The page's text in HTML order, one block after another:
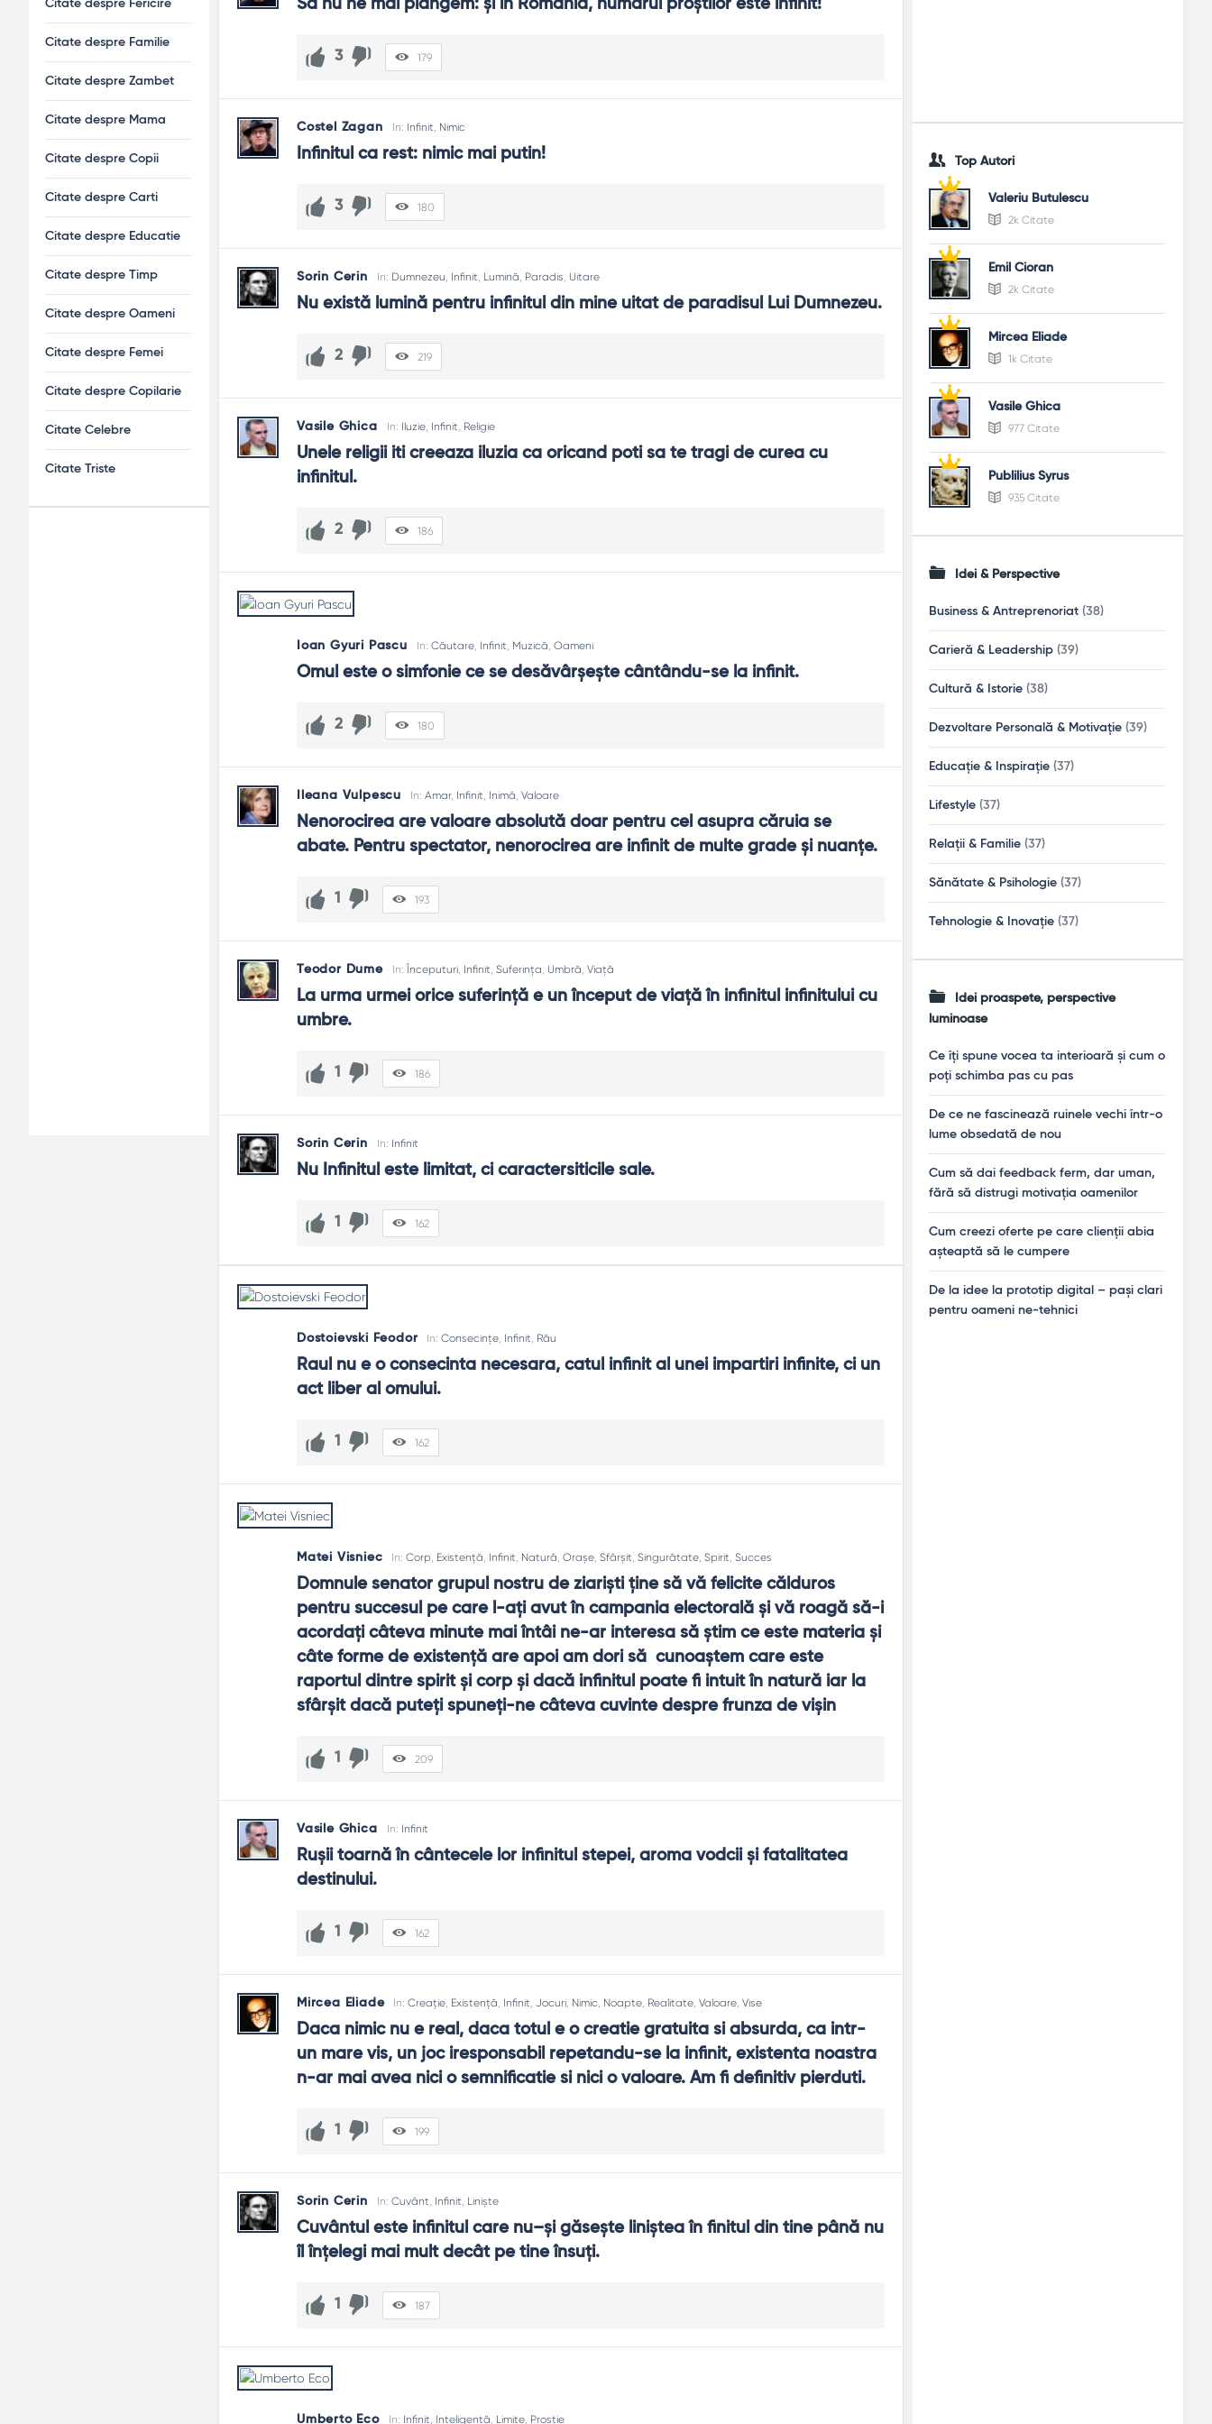
Cu rigoare: citești surse bune, verifici termenii, eviți abuzul metaforei.
Pentru mulți, da: uimirea devine rugăciune sau tăcere plină.
Cum îl „trăiesc” zilnic?
Prin contemplare scurtă, lecturi bune și generozitate discretă.
Să nu ne mai plângem: și în România, numărul proștilor este infinit!
3 179
Costel Zagan In: Infinit, Nimic
Infinitul ca rest: nimic mai putin!
3 180
Sorin Cerin In: Dumnezeu, Infinit, Lumină, Paradis, Uitare
Nu există lumină pentru infinitul din mine uitat de paradisul Lui Dumnezeu.
2 219
Vasile Ghica In: Iluzie, Infinit, Religie
Unele religii iti creeaza iluzia ca oricand poti sa te tragi de curea cu
infinitul.
2 186
Ioan Gyuri Pascu In: Căutare, Infinit Muzică Oameni
Omul este o simfonie ce se desăvârșește cântându-se la infinit.
2 180
Ileana Vulpescu In: Amar, Infinit Inimă Valoare
Nenorocirea are valoare absolută doar pentru cel asupra căruia se
abate. Pentru spectator, nenorocirea are infinit de multe grade şi nuanţe.
1 193
Teodor Dume In: Începuturi, Infinit Suferința Umbră Viață
La urma urmei orice suferinţă e un început de viaţă în infinitul infinitului cu
umbre.
1 186
Sorin Cerin In: Infinit
Nu Infinitul este limitat, ci caractersiticile sale.
1 162
Dostoievski Feodor In:Consecințe, Infinit, Rău
Raul nu e o consecinta necesara, catul infinit al unei impartiri infinite, ci un
act liber al omului.
1 162
Matei Visniec In:Corp Existență Infinit Natură ,Orașe ,Sfârșit ,Singurătate ,Spirit ,Succes
Domnule senator grupul nostru de ziarişti ţine să vă felicite călduros
pentru succesul pe care l-aţi avut în campania electorală şi vă roagă să-i
acordaţi câteva minute mai întâi ne-ar interesa să ştim ce este materia şi
câte forme de existenţă are apoi am dori să  cunoaştem care este
raportul dintre spirit şi corp şi dacă infinitul poate fi intuit în natură iar la
sfârşit dacă puteţi spuneţi-ne câteva cuvinte despre frunza de vişin
1 209
Vasile Ghica In: Infinit
Ruşii toarnă în cântecele lor infinitul stepei, aroma vodcii şi fatalitatea
destinului.
1 162
Mircea Eliade In:Creație Existență Infinit ,Jocuri Nimic Noapte Realitate ,Valoare ,Vise
Daca nimic nu e real, daca totul e o creatie gratuita si absurda, ca intr-
un mare vis, un joc iresponsabil repetandu-se la infinit, existenta noastra
n-ar mai avea nici o semnificatie si nici o valoare. Am fi definitiv pierduti.
1 199
Sorin Cerin In: Cuvânt Infinit Liniște
Cuvântul este infinitul care nu–și găsește liniștea în finitul din tine până nu
îl înțelegi mai mult decât pe tine însuți.
1 187
Umberto Eco In: Infinit, Inteligență, Limite, Prostie
Top Autori
Valeriu Butulescu
2k Citate
Emil Cioran
2k Citate
Mircea Eliade
1k Citate
Vasile Ghica
977 Citate
Publilius Syrus
935 Citate
Idei & Perspective
Business & Antreprenoriat (38)
Carieră & Leadership (39)
Cultură & Istorie (38)
Dezvoltare Personală & Motivație (39)
Educație & Inspirație (37)
Lifestyle (37)
Relații & Familie (37)
Sănătate & Psihologie (37)
Tehnologie & Inovație (37)
Idei proaspete, perspective
luminoase
Ce îți spune vocea ta interioară și cum o
poți schimba pas cu pas
De ce ne fascinează ruinele vechi într-o
lume obsedată de nou
Cum să dai feedback ferm, dar uman,
fără să distrugi motivația oamenilor
Cum creezi oferte pe care clienții abia
așteaptă să le cumpere
De la idee la prototip digital – pași clari
pentru oameni ne-tehnici
Citate despre Fericire
Citate despre Familie
Citate despre Zambet
Citate despre Mama
Citate despre Copii
Citate despre Carti
Citate despre Educatie
Citate despre Timp
Citate despre Oameni
Citate despre Femei
Citate despre Copilarie
Citate Celebre
Citate Triste